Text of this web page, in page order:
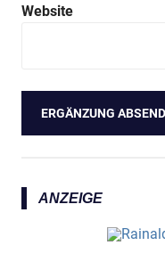
Website
ANZEIGE